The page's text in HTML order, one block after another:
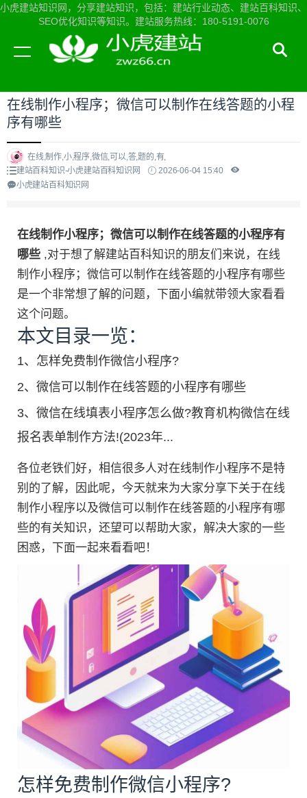
小虎建站知识网，分享建站知识，包括：建站行业动态、建站百科知识、
SEO优化知识等知识。建站服务热线：180-5191-0076
当前位置：小虎建站知识网首页>建站百科知识
在线制作小程序；微信可以制作在线答题的小程
序有哪些
在线,制作,小,程序,微信,可以,答,题的,有,
建站百科知识-小虎建站百科知识网
2026-06-04 15:40
小虎建站百科知识网
在线制作小程序；微信可以制作在线答题的小程序有
哪些 ,对于想了解建站百科知识的朋友们来说，在线
制作小程序；微信可以制作在线答题的小程序有哪些
是一个非常想了解的问题，下面小编就带领大家看看
这个问题。
本文目录一览：
1、 怎样免费制作微信小程序?
2、 微信可以制作在线答题的小程序有哪些
3、 微信在线填表小程序怎么做?教育机构微信在线
报名表单制作方法!(2023年...
各位老铁们好，相信很多人对在线制作小程序不是特
别的了解，因此呢，今天就来为大家分享下关于在线
制作小程序以及微信可以制作在线答题的小程序有哪
些的有关知识，还望可以帮助大家，解决大家的一些
困惑，下面一起来看看吧！
怎样免费制作微信小程序?